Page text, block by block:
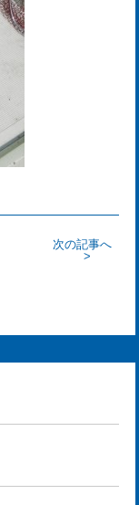
次の記事へ